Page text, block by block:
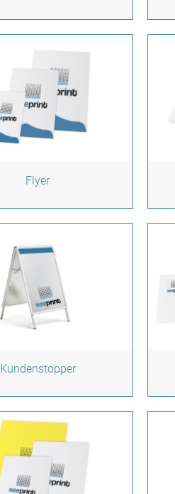
Flyer
Kundenstopper